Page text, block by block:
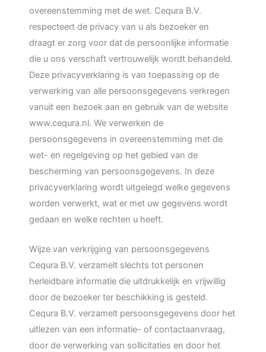
overeenstemming met de wet. Cequra B.V.
respecteert de privacy van u als bezoeker en
draagt er zorg voor dat de persoonlijke informatie
die u ons verschaft vertrouwelijk wordt behandeld.
Deze privacyverklaring is van toepassing op de
verwerking van alle persoonsgegevens verkregen
vanuit een bezoek aan en gebruik van de website
www.cequra.nl. We verwerken de
persoonsgegevens in overeenstemming met de
wet- en regelgeving op het gebied van de
bescherming van persoonsgegevens. In deze
privacyverklaring wordt uitgelegd welke gegevens
worden verwerkt, wat er met uw gegevens wordt
gedaan en welke rechten u heeft.
Wijze van verkrijging van persoonsgegevens
Cequra B.V. verzamelt slechts tot personen
herleidbare informatie die uitdrukkelijk en vrijwillig
door de bezoeker ter beschikking is gesteld.
Cequra B.V. verzamelt persoonsgegevens door het
uitlezen van een informatie- of contactaanvraag,
door de verwerking van sollicitaties en door het